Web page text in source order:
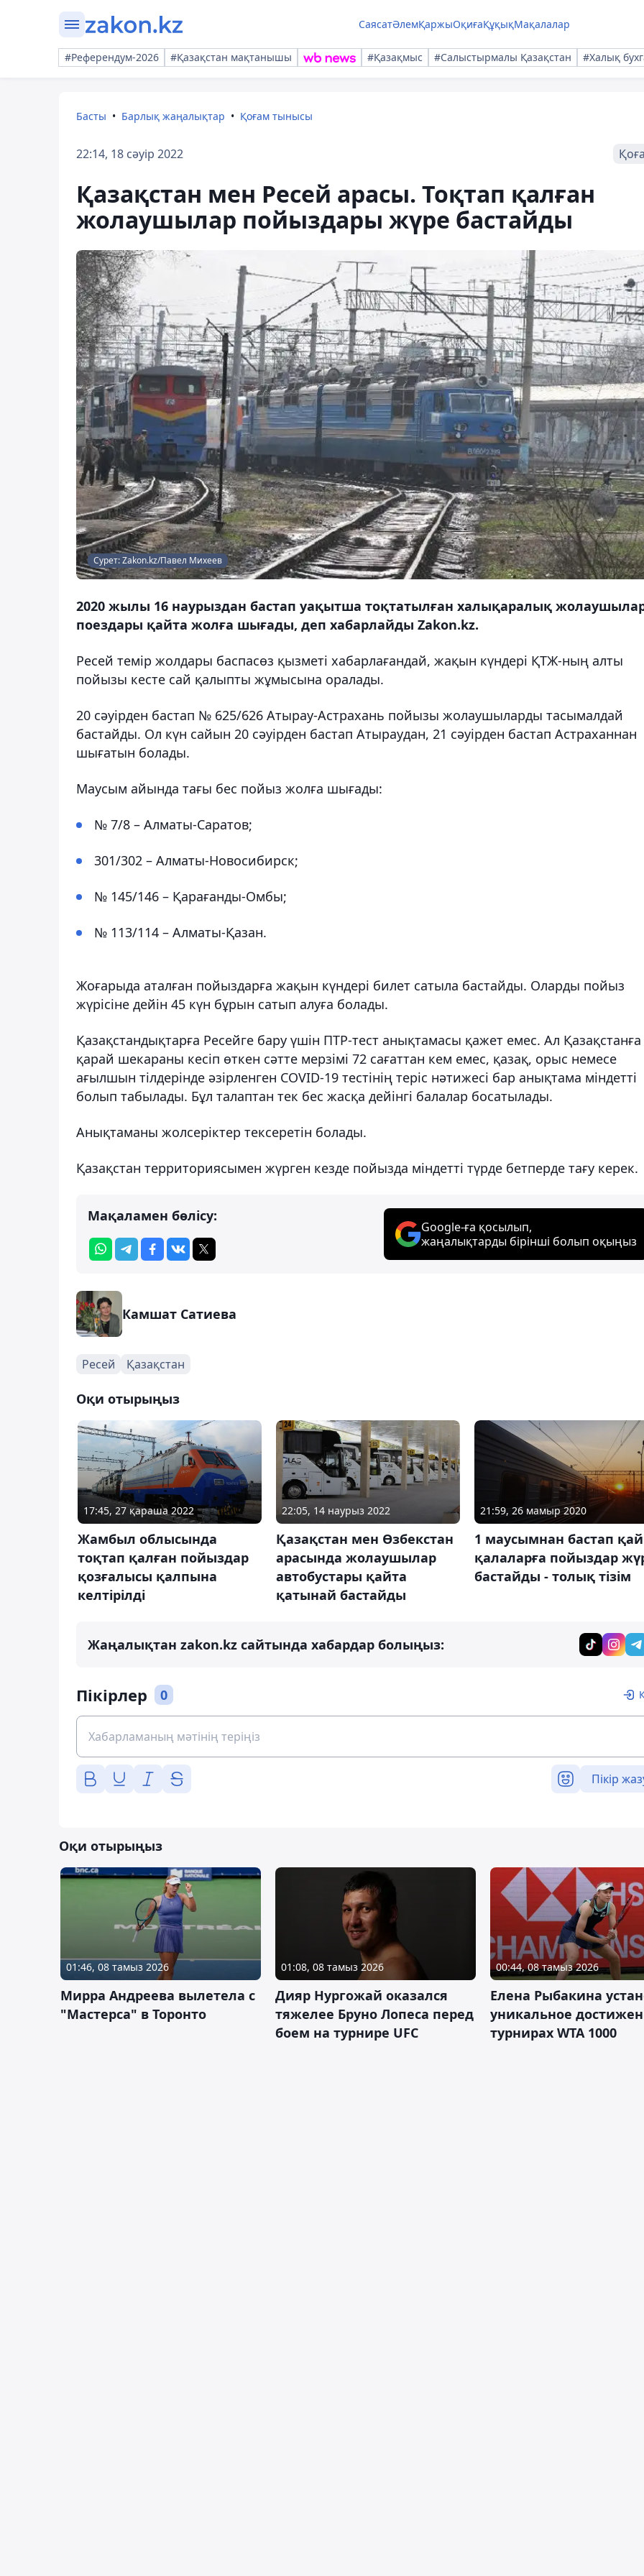
СаясатӘлемҚаржыОқиғаҚұқықМақалалар
#Референдум-2026 #Қазақстан мақтанышы #Қазақмыс #Салыстырмалы Қазақстан #Халық
Басты Барлық жаңалықтар Қоғам тынысы
22:14, 18 сәуір 2022
Қазақстан мен Ресей арасы. Тоқтап қалған
жолаушылар пойыздары жүре бастайды
Сурет: Zakon.kz/Павел Михеев
2020 жылы 16 наурыздан бастап уақытша тоқтатылған халықаралық
поездары қайта жолға шығады, деп хабарлайды Zakon.kz.
Ресей темір жолдары баспасөз қызметі хабарлағандай, жақын күндері ҚТЖ-ның алты
пойызы кесте сай қалыпты жұмысына оралады.
20 сәуірден бастап № 625/626 Атырау-Астрахань пойызы жолаушыларды тасымалдай
бастайды. Ол күн сайын 20 сәуірден бастап Атыраудан, 21 сәуірден бастап Астраханнан
шығатын болады.
Маусым айында тағы бес пойыз жолға шығады:
№ 7/8 – Алматы-Саратов;
301/302 – Алматы-Новосибирск;
№ 145/146 – Қарағанды-Омбы;
№ 113/114 – Алматы-Қазан.
Жоғарыда аталған пойыздарға жақын күндері билет сатыла бастайды. Оларды пойыз
жүрісіне дейін 45 күн бұрын сатып алуға болады.
Қазақстандықтарға Ресейге бару үшін ПТР-тест анықтамасы қажет емес. Ал Қазақстанға
қарай шекараны кесіп өткен сәтте мерзімі 72 сағаттан кем емес, қазақ, орыс немесе
ағылшын тілдерінде әзірленген COVID-19 тестінің теріс нәтижесі бар анықтама міндетті
болып табылады. Бұл талаптан тек бес жасқа дейінгі балалар босатылады.
Анықтаманы жолсеріктер тексеретін болады.
Қазақстан территориясымен жүрген кезде пойызда міндетті түрде бетперде тағу керек.
Мақаламен бөлісу:
Google-ға қосылып,
жаңалықтарды бірінші болып оқыңыз
Камшат Сатиева
Ресей Қазақстан
Оқи отырыңыз
17:45, 27 қараша 2022
Жамбыл облысында
тоқтап қалған пойыздар
қозғалысы қалпына
келтірілді
22:05, 14 наурыз 2022
Қазақстан мен Өзбекстан
арасында жолаушылар
автобустары қайта
қатынай бастайды
21:59, 26 мамыр 2020
1 маусымнан бастап қай
қалаларға пойыздар
бастайды - толық тізім
Жаңалықтан zakon.kz сайтында хабардар болыңыз:
Пікірлер 0
Пікір
Оқи отырыңыз
01:46, 08 тамыз 2026
Мирра Андреева вылетела с
"Мастерса" в Торонто
01:08, 08 тамыз 2026
Дияр Нургожай оказался
тяжелее Бруно Лопеса перед
боем на турнире UFC
00:44, 08 тамыз 2026
Елена Рыбакина
уникальное
турнирах WTA 1000